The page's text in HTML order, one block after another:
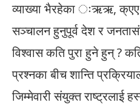
व्याख्या भैरहेका ःऋऋ, क्एए
सञ्चालन हुनुपूर्व देश र
विश्वास कति पुरा हुने हुन् ?
प्रश्नका बीच शान्ति
जिम्मेवारी संयुक्त राष्ट्रलाई